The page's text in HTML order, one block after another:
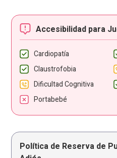
Accesibilidad para
Cardiopatía
Claustrofobia
Dificultad Cognitiva
Portabebé
Política de Reserva de